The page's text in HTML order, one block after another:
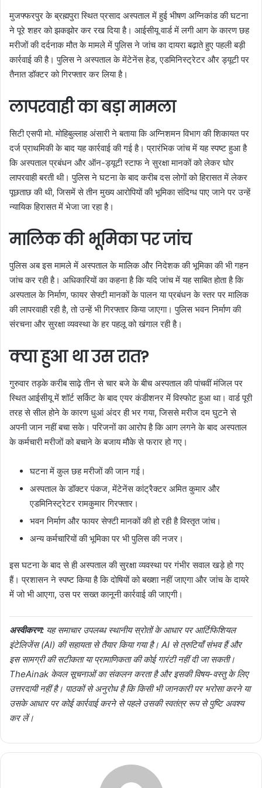
मुजफ्फरपुर के ब्रह्मपुरा स्थित प्रसाद अस्पताल में हुई भीषण अग्निकांड की घटना
ने पूरे शहर को झकझोर कर रख दिया है। आईसीयू वार्ड में लगी आग के कारण छह
मरीजों की दर्दनाक मौत के मामले में पुलिस ने जांच का दायरा बढ़ाते हुए पहली बड़ी
कार्रवाई की है। पुलिस ने अस्पताल के मेंटेनेंस हेड, एडमिनिस्ट्रेटर और ड्यूटी पर
तैनात डॉक्टर को गिरफ्तार कर लिया है।
लापरवाही का बड़ा मामला
सिटी एसपी मो. मोहिबुल्लाह अंसारी ने बताया कि अग्निशमन विभाग की शिकायत पर
दर्ज प्राथमिकी के बाद यह कार्रवाई की गई है। प्रारंभिक जांच में यह स्पष्ट हुआ है
कि अस्पताल प्रबंधन और ऑन-ड्यूटी स्टाफ ने सुरक्षा मानकों को लेकर घोर
लापरवाही बरती थी। पुलिस ने घटना के बाद करीब दस लोगों को हिरासत में लेकर
पूछताछ की थी, जिसमें से तीन मुख्य आरोपियों की भूमिका संदिग्ध पाए जाने पर उन्हें
न्यायिक हिरासत में भेजा जा रहा है।
मालिक की भूमिका पर जांच
पुलिस अब इस मामले में अस्पताल के मालिक और निदेशक की भूमिका की भी गहन
जांच कर रही है। अधिकारियों का कहना है कि यदि जांच में यह साबित होता है कि
अस्पताल के निर्माण, फायर सेफ्टी मानकों के पालन या प्रबंधन के स्तर पर मालिक
की लापरवाही रही है, तो उन्हें भी गिरफ्तार किया जाएगा। पुलिस भवन निर्माण की
संरचना और सुरक्षा व्यवस्था के हर पहलू को खंगाल रही है।
क्या हुआ था उस रात?
गुरुवार तड़के करीब साढ़े तीन से चार बजे के बीच अस्पताल की पांचवीं मंजिल पर
स्थित आईसीयू में शॉर्ट सर्किट के बाद एयर कंडीशनर में विस्फोट हुआ था। वार्ड पूरी
तरह से सील होने के कारण धुआं अंदर ही भर गया, जिससे मरीज दम घुटने से
अपनी जान नहीं बचा सके। परिजनों का आरोप है कि आग लगने के बाद अस्पताल
के कर्मचारी मरीजों को बचाने के बजाय मौके से फरार हो गए।
घटना में कुल छह मरीजों की जान गई।
अस्पताल के डॉक्टर पंकज, मेंटेनेंस कांट्रैक्टर अमित कुमार और
एडमिनिस्ट्रेटर रामकुमार गिरफ्तार।
भवन निर्माण और फायर सेफ्टी मानकों की हो रही है विस्तृत जांच।
अन्य कर्मचारियों की भूमिका पर भी पुलिस की नजर।
इस घटना के बाद से ही अस्पताल की सुरक्षा व्यवस्था पर गंभीर सवाल खड़े हो गए
हैं। प्रशासन ने स्पष्ट किया है कि दोषियों को बख्शा नहीं जाएगा और जांच के दायरे
में जो भी आएगा, उस पर सख्त कानूनी कार्रवाई की जाएगी।
अस्वीकरण: यह समाचार उपलब्ध स्थानीय स्रोतों के आधार पर आर्टिफिशियल
इंटेलिजेंस (AI) की सहायता से तैयार किया गया है। AI से त्रुटियाँ संभव हैं और
इस सामग्री की सटीकता या प्रामाणिकता की कोई गारंटी नहीं दी जा सकती।
TheAinak केवल सूचनाओं का संकलन करता है और इसकी विषय-वस्तु के लिए
उत्तरदायी नहीं है। पाठकों से अनुरोध है कि किसी भी जानकारी पर भरोसा करने या
उसके आधार पर कोई कार्रवाई करने से पहले उसकी स्वतंत्र रूप से पुष्टि अवश्य
कर लें।